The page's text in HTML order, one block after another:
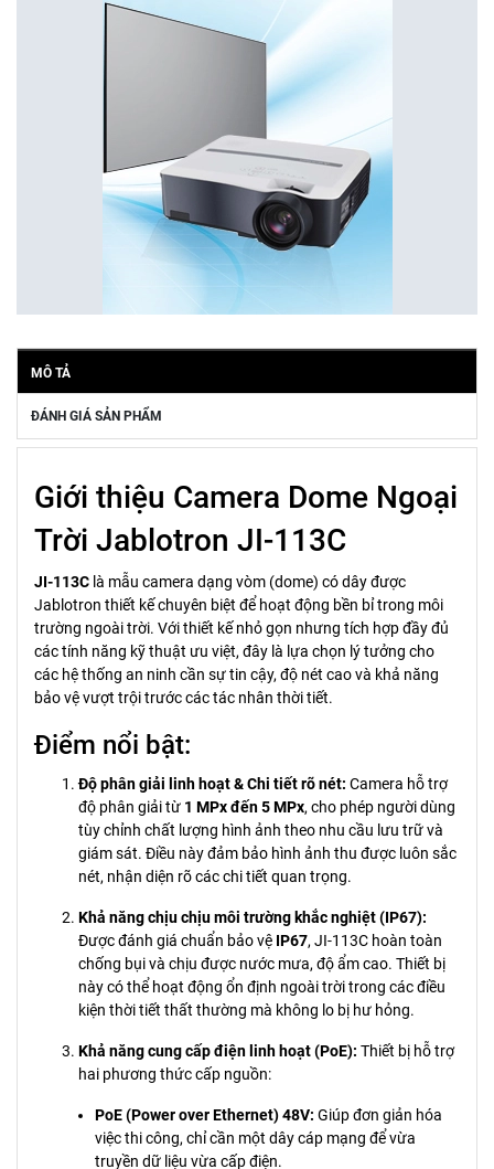
MÔ TẢ
ĐÁNH GIÁ SẢN PHẨM
Giới thiệu Camera Dome Ngoại
Trời Jablotron JI-113C
JI-113C là mẫu camera dạng vòm (dome) có dây được
Jablotron thiết kế chuyên biệt để hoạt động bền bỉ trong môi
trường ngoài trời. Với thiết kế nhỏ gọn nhưng tích hợp đầy đủ
các tính năng kỹ thuật ưu việt, đây là lựa chọn lý tưởng cho
các hệ thống an ninh cần sự tin cậy, độ nét cao và khả năng
bảo vệ vượt trội trước các tác nhân thời tiết.
Điểm nổi bật:
Độ phân giải linh hoạt & Chi tiết rõ nét: Camera hỗ trợ
độ phân giải từ 1 MPx đến 5 MPx, cho phép người dùng
tùy chỉnh chất lượng hình ảnh theo nhu cầu lưu trữ và
giám sát. Điều này đảm bảo hình ảnh thu được luôn sắc
nét, nhận diện rõ các chi tiết quan trọng.
Khả năng chịu chịu môi trường khắc nghiệt (IP67):
Được đánh giá chuẩn bảo vệ IP67, JI-113C hoàn toàn
chống bụi và chịu được nước mưa, độ ẩm cao. Thiết bị
này có thể hoạt động ổn định ngoài trời trong các điều
kiện thời tiết thất thường mà không lo bị hư hỏng.
Khả năng cung cấp điện linh hoạt (PoE): Thiết bị hỗ trợ
hai phương thức cấp nguồn:
PoE (Power over Ethernet) 48V: Giúp đơn giản hóa
việc thi công, chỉ cần một dây cáp mạng để vừa
truyền dữ liệu vừa cấp điện.